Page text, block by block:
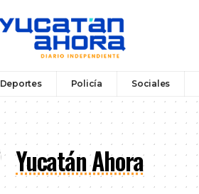
Deportes Policía Sociales
Yucatán Ahora